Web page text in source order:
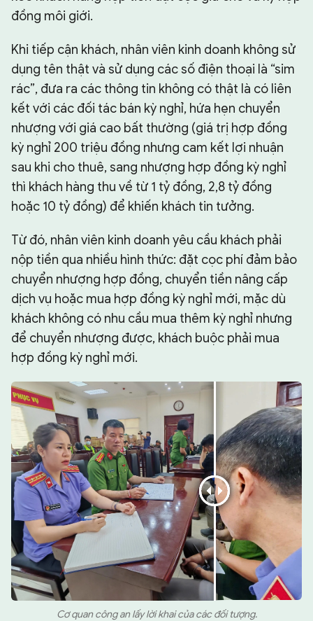
đồng môi giới.
Khi tiếp cận khách, nhân viên kinh doanh không sử
dụng tên thật và sử dụng các số điện thoại là “sim
rác”, đưa ra các thông tin không có thật là có liên
kết với các đối tác bán kỳ nghỉ, hứa hẹn chuyển
nhượng với giá cao bất thường (giá trị hợp đồng
kỳ nghỉ 200 triệu đồng nhưng cam kết lợi nhuận
sau khi cho thuê, sang nhượng hợp đồng kỳ nghỉ
thì khách hàng thu về từ 1 tỷ đồng, 2,8 tỷ đồng
hoặc 10 tỷ đồng) để khiến khách tin tưởng.
Từ đó, nhân viên kinh doanh yêu cầu khách phải
nộp tiền qua nhiều hình thức: đặt cọc phí đảm bảo
chuyển nhượng hợp đồng, chuyển tiền nâng cấp
dịch vụ hoặc mua hợp đồng kỳ nghỉ mới, mặc dù
khách không có nhu cầu mua thêm kỳ nghỉ nhưng
để chuyển nhượng được, khách buộc phải mua
hợp đồng kỳ nghỉ mới.
Cơ quan công an lấy lời khai của các đối tượng.